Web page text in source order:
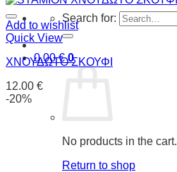
Search for:
0.00€ 0
No products in the cart.
Return to shop
Add to wishlist
Quick View
ΧΝΟΥΔΩΤΟ ΣΚΟΥΦΙ
12.00 €
-20%